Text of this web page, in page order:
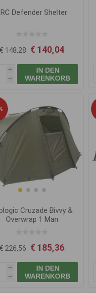
Defender Shelter
€ 148,28 € 140,04
i
h
IN DEN
WARENKORB
Cruzade Bivvy &
Overwrap 1 Man
€ 226,56 € 185,36
i
h
IN DEN
WARENKORB